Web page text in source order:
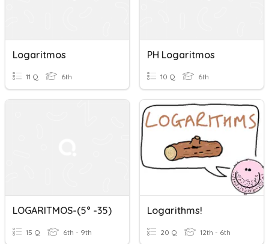
Logaritmos
11 Q 6th
PH Logaritmos
10 Q 6th
LOGARITMOS-(5° -35)
15 Q 6th - 9th
Logarithms!
20 Q 12th - 6th